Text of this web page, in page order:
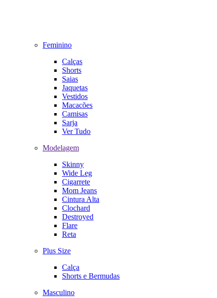
Feminino
Calças
Shorts
Saias
Jaquetas
Vestidos
Macacões
Camisas
Sarja
Ver Tudo
Modelagem
Skinny
Wide Leg
Cigarrete
Mom Jeans
Cintura Alta
Clochard
Destroyed
Flare
Reta
Plus Size
Calça
Shorts e Bermudas
Masculino